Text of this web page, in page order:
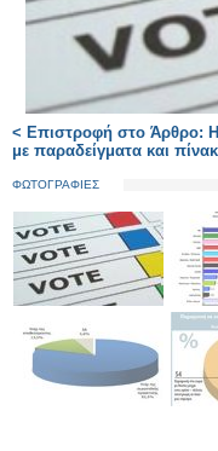
< Επιστροφή στο Άρθρο:
με παραδείγματα και
ΦΩΤΟΓΡΑΦΙΕΣ